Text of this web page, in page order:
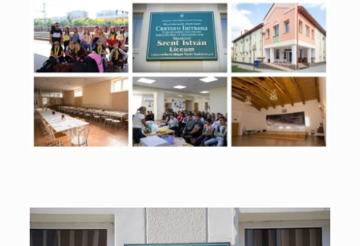
Videólejátszó